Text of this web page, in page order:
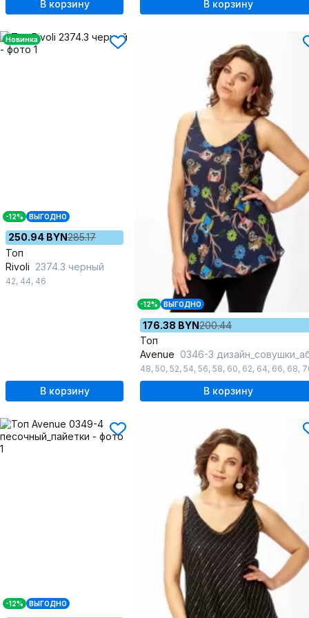
В корзину В корзину
Новинка
-12% ВЫГОДНО
250.94 BYN285.17
Топ
Rivoli 2374.3 черный
42, 44, 46
В корзину
-12% ВЫГОДНО
176.38 BYN200.44
Топ
Avenue 0346-3
48, 50, 52, 54, 56, 58, 60, 62, 64, 66, 68,
В корзину
-12% ВЫГОДНО